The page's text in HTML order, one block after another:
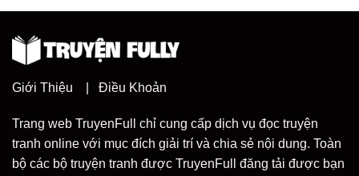
Giới Thiệu Điều Khoản
Trang web TruyenFull chỉ cung cấp dịch vụ đọc truyện
tranh online với mục đích giải trí và chia sẻ nội dung. Toàn
bộ các bộ truyện tranh được TruyenFull đăng tải được bạn